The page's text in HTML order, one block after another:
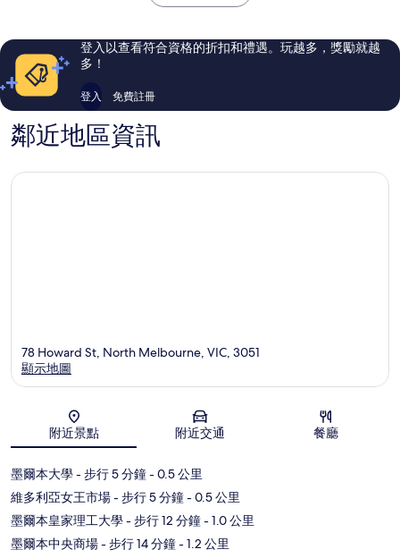
克
維
評
論
評
論
登入以查看符合資格的折扣和禮遇。玩越多，獎勵就越
多！
登入 免費註冊
鄰近地區資訊
地圖
78 Howard St, North Melbourne, VIC, 3051
顯示地圖
附近景點 附近交通 餐廳
墨爾本大學- 步行 5 分鐘- 0.5 公里
維多利亞女王市場- 步行 5 分鐘- 0.5 公里
墨爾本皇家理工大學- 步行 12 分鐘- 1.0 公里
墨爾本中央商場- 步行 14 分鐘- 1.2 公里